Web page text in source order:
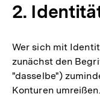
2.
Wer sich mit
zunächst den
"dasselbe")
Konturen